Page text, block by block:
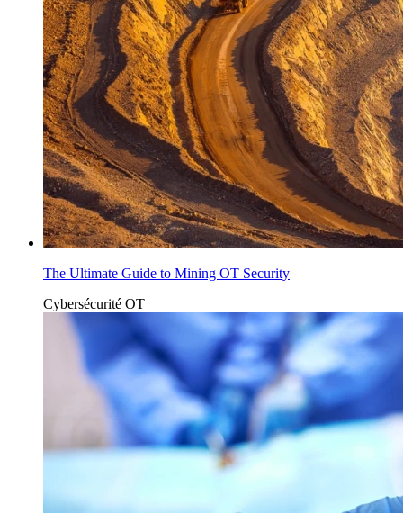
The Ultimate Guide to Mining OT Security
Cybersécurité OT